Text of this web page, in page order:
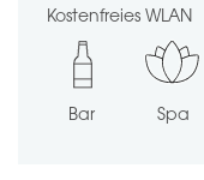
Kostenfreies WLAN
Bar Spa